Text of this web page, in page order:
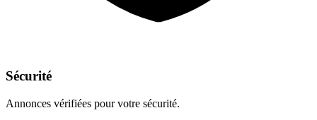
Sécurité
Annonces vérifiées pour votre sécurité.